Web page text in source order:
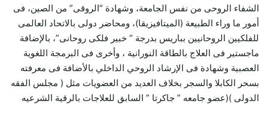
الشفاء الروحى من نفس الجامعة، وشهادة “الروقى” من الصين، فى
أمور ما وراء الطبيعة (الميتافيزيقا)، ومحاضر دولى بالاتحاد العالمى
للفلكيين الروحانيين بباريس بدرجة “ خبير فلكى روحانى”، بالإضافة
ماجستير فى العلاج بالطاقة النورانية ، وأخرى فى البرمجة اللغوية
العصبية وشهادة فى الإرشاد الروحي الداخلي بالأضافة فى معرفته
بسحر الكابلا والسجر بخلاف العديد من العضويات مثل ( مجلس الفقه
الدولى )(عضو جامعه ” جاكرتا ” السابق للعلاجات بالرقية الشرعيه